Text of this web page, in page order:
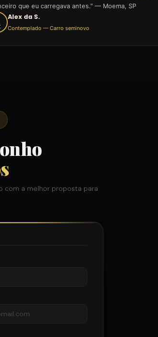
que eu carregava antes." — Moema, SP
Alex da S.
Contemplado — Carro seminovo
com a melhor proposta para